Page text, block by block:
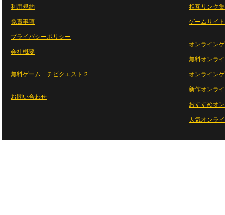
利用規約
免責事項
プライバシーポリシー
会社概要
無料ゲーム チビクエスト２
お問い合わせ
相互リンク集
ゲームサイ
オンライン
無料オンラ
オンライン
新作オンラ
おすすめオ
人気オンラ